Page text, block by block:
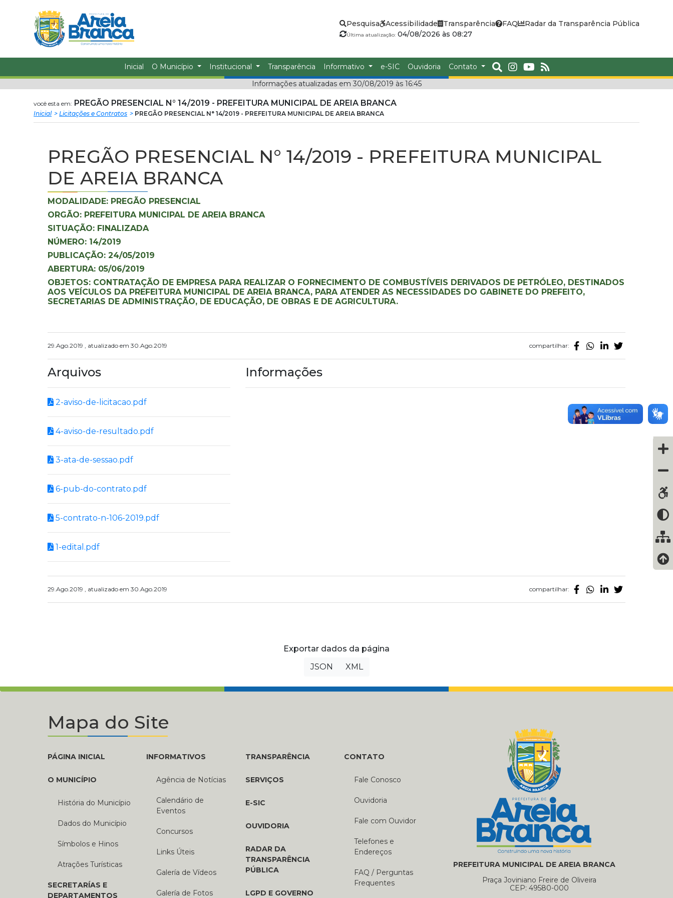
conteudo
Prefeitura
Municipal
de
Areia
Branca
Pesquisa Acessibilidade Transparência FAQ Radar da Transparência Pública
Última atualização:04/08/2026 às 08:27
Inicial O Município Institucional Transparência Informativo e-SIC Ouvidoria
Contato
Informações atualizadas em 30/08/2019 às 16:45
você esta em: PREGÃO PRESENCIAL N° 14/2019 - PREFEITURA MUNICIPAL DE AREIA BRANCA
Inicial Licitações e Contratos PREGÃO PRESENCIAL N° 14/2019 - PREFEITURA MUNICIPAL DE AREIA BRANCA
PREGÃO PRESENCIAL N° 14/2019 - PREFEITURA MUNICIPAL
DE AREIA BRANCA
MODALIDADE: PREGÃO PRESENCIAL
ORGÃO: PREFEITURA MUNICIPAL DE AREIA BRANCA
SITUAÇÃO: FINALIZADA
NÚMERO: 14/2019
PUBLICAÇÃO: 24/05/2019
ABERTURA: 05/06/2019
OBJETOS: CONTRATAÇÃO DE EMPRESA PARA REALIZAR O FORNECIMENTO DE COMBUSTÍVEIS DERIVADOS DE PETRÓLEO, DESTINADOS
AOS VEÍCULOS DA PREFEITURA MUNICIPAL DE AREIA BRANCA, PARA ATENDER AS NECESSIDADES DO GABINETE DO PREFEITO,
SECRETARIAS DE ADMINISTRAÇÃO, DE EDUCAÇÃO, DE OBRAS E DE AGRICULTURA.
29.Ago.2019 , atualizado em 30.Ago.2019 compartilhar:
Arquivos
2-aviso-de-licitacao.pdf
4-aviso-de-resultado.pdf
3-ata-de-sessao.pdf
6-pub-do-contrato.pdf
5-contrato-n-106-2019.pdf
1-edital.pdf
Informações
29.Ago.2019 , atualizado em 30.Ago.2019 compartilhar:
Exportar dados da página
JSON
XML
Mapa do Site
PÁGINA INICIAL
O MUNICÍPIO
História do Município
Dados do Município
Símbolos e Hinos
Atrações Turísticas
SECRETARÍAS E
DEPARTAMENTOS
INFORMATIVOS
Agência de Notícias
Calendário de
Eventos
Concursos
Links Úteis
Galería de Vídeos
Galería de Fotos
TRANSPARÊNCIA
SERVIÇOS
E-SIC
OUVIDORIA
RADAR DA
TRANSPARÊNCIA
PÚBLICA
LGPD E GOVERNO
CONTATO
Fale Conosco
Ouvidoria
Fale com Ouvidor
Telefones e
Endereços
FAQ / Perguntas
Frequentes
PREFEITURA MUNICIPAL DE AREIA BRANCA
Praça Joviniano Freire de Oliveira
CEP: 49580-000